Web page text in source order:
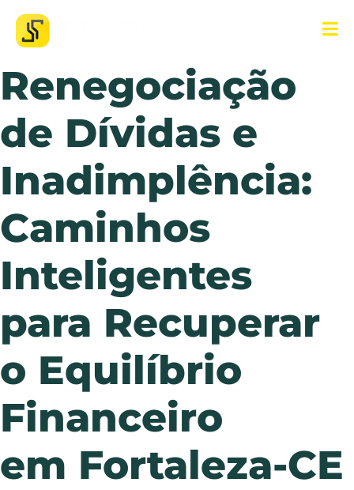
Renegociação
de Dívidas e
Inadimplência:
Caminhos
Inteligentes
para Recuperar
o Equilíbrio
Financeiro
em Fortaleza-CE